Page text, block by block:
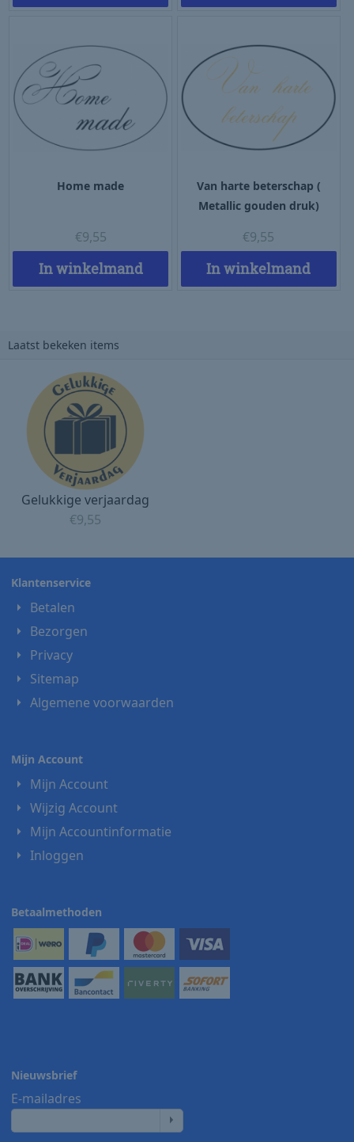
Home made
€9,55
In winkelmand
Van harte beterschap (
Metallic gouden druk)
€9,55
In winkelmand
Laatst bekeken items
Gelukkige verjaardag
€9,55
Klantenservice
Betalen
Bezorgen
Privacy
Sitemap
Algemene voorwaarden
Mijn Account
Mijn Account
Wijzig Account
Mijn Accountinformatie
Inloggen
Betaalmethoden
Nieuwsbrief
E-mailadres